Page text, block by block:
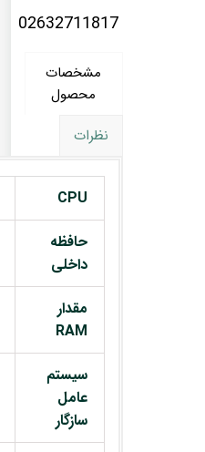
02632711817
مشخصات
محصول
نظرات
CPU
حافظه
داخلی
مقدار
RAM
سیستم
عامل
سازگار